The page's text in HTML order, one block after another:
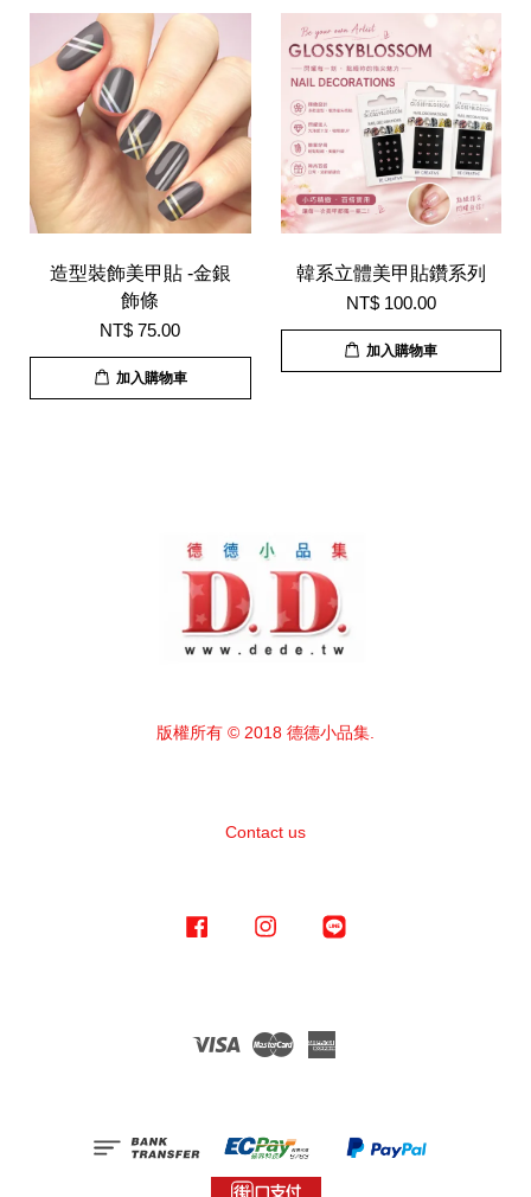
造型裝飾美甲貼 -金銀
飾條
NT$ 75.00
加入購物車
韓系立體美甲貼鑽系列
NT$ 100.00
加入購物車
版權所有 © 2018 德德小品集.
Contact us
Facebook Instagram
Visa Master